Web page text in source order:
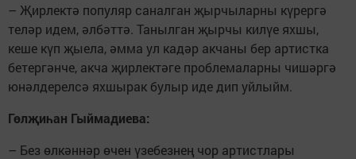
– Җирлектә популяр саналган җырчыларны күрергә
теләр идем, әлбәттә. Танылган җырчы килүе яхшы,
кеше күп җыела, әмма ул кадәр акчаны бер артистка
бетергәнче, акча җирлектәге проблемаларны чишәргә
юнәлдерелсә яхшырак булыр иде дип уйлыйм.
Гөлҗиһан Гыймадиева:
– Без өлкәннәр өчен үзебезнең чор артистлары